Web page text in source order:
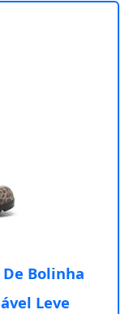
Bolinha
Leve